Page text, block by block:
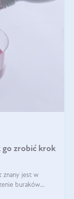
go zrobić krok
znany jest w
buraków